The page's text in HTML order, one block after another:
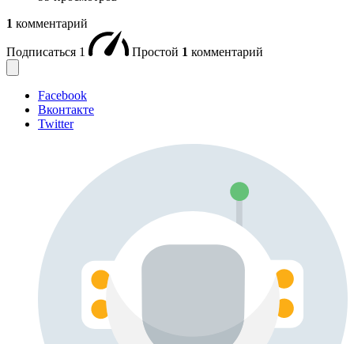
1 комментарий
Подписаться 1 Простой 1 комментарий
Facebook
Вконтакте
Twitter